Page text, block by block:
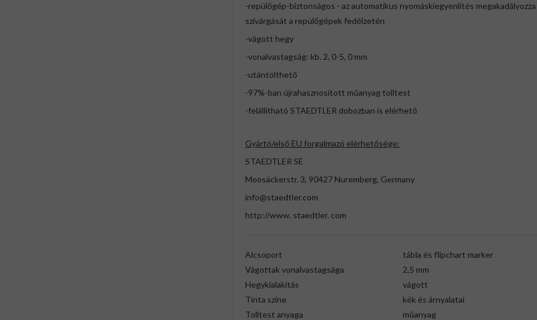
-repülőgép-biztonságos - az automatikus nyomáskiegyenlítés
szivárgását a repülőgépek fedélzetén
-vágott hegy
-vonalvastagság: kb. 2, 0-5, 0 mm
-utántölthető
-97%-ban újrahasznosított műanyag tolltest
-felállítható STAEDTLER dobozban is elérhető
Gyártó/első EU forgalmazó elérhetősége:
STAEDTLER SE
Moosäckerstr. 3, 90427 Nuremberg, Germany
info@staedtler.com
http://www. staedtler. com
Alcsoport
tábla és flipchart marker
Vágottak vonalvastagsága
2,5 mm
Hegykialakítás
vágott
Tinta színe
kék és árnyalatai
Tolltest anyaga
műanyag